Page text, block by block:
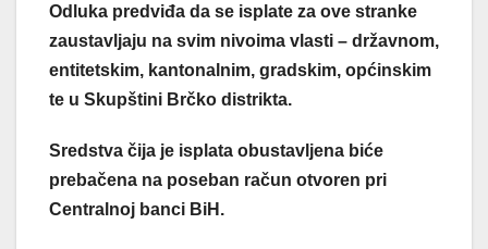
Odluka predviđa da se isplate za ove stranke
zaustavljaju na svim nivoima vlasti – državnom,
entitetskim, kantonalnim, gradskim, općinskim
te u Skupštini Brčko distrikta.
Sredstva čija je isplata obustavljena biće
prebačena na poseban račun otvoren pri
Centralnoj banci BiH.